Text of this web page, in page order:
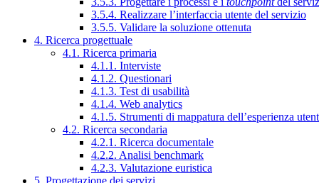
3.5.4. Realizzare l’interfaccia utente del servizio
3.5.5. Validare la soluzione ottenuta
4. Ricerca progettuale
4.1. Ricerca primaria
4.1.1. Interviste
4.1.2. Questionari
4.1.3. Test di usabilità
4.1.4. Web analytics
4.1.5. Strumenti di mappatura dell’esperienza
4.2. Ricerca secondaria
4.2.1. Ricerca documentale
4.2.2. Analisi benchmark
4.2.3. Valutazione euristica
5. Progettazione dei servizi